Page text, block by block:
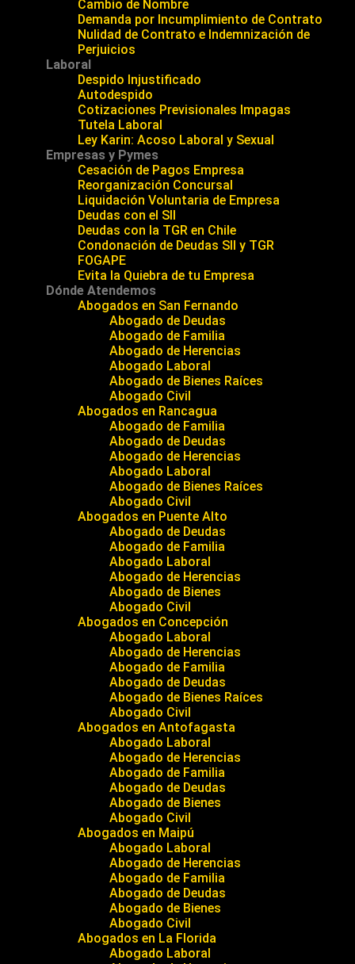
Cambio de Nombre
Demanda por Incumplimiento de Contrato
Nulidad de Contrato e Indemnización de
Perjuicios
Laboral
Despido Injustificado
Autodespido
Cotizaciones Previsionales Impagas
Tutela Laboral
Ley Karin: Acoso Laboral y Sexual
Empresas y Pymes
Cesación de Pagos Empresa
Reorganización Concursal
Liquidación Voluntaria de Empresa
Deudas con el SII
Deudas con la TGR en Chile
Condonación de Deudas SII y TGR
FOGAPE
Evita la Quiebra de tu Empresa
Dónde Atendemos
Abogados en San Fernando
Abogado de Deudas
Abogado de Familia
Abogado de Herencias
Abogado Laboral
Abogado de Bienes Raíces
Abogado Civil
Abogados en Rancagua
Abogado de Familia
Abogado de Deudas
Abogado de Herencias
Abogado Laboral
Abogado de Bienes Raíces
Abogado Civil
Abogados en Puente Alto
Abogado de Deudas
Abogado de Familia
Abogado Laboral
Abogado de Herencias
Abogado de Bienes
Abogado Civil
Abogados en Concepción
Abogado Laboral
Abogado de Herencias
Abogado de Familia
Abogado de Deudas
Abogado de Bienes Raíces
Abogado Civil
Abogados en Antofagasta
Abogado Laboral
Abogado de Herencias
Abogado de Familia
Abogado de Deudas
Abogado de Bienes
Abogado Civil
Abogados en Maipú
Abogado Laboral
Abogado de Herencias
Abogado de Familia
Abogado de Deudas
Abogado de Bienes
Abogado Civil
Abogados en La Florida
Abogado Laboral